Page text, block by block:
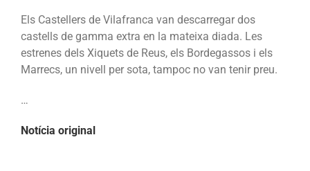
extres
Els Castellers de Vilafranca van descarregar dos
castells de gamma extra en la mateixa diada. Les
estrenes dels Xiquets de Reus, els Bordegassos i els
Marrecs, un nivell per sota, tampoc no van tenir preu.
…
Notícia original